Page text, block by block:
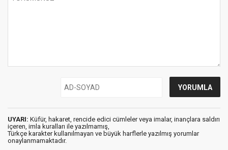
UYARI: Küfür, hakaret, rencide edici cümleler veya imalar, inançlara saldırı
içeren, imla kuralları ile yazılmamış,
Türkçe karakter kullanılmayan ve büyük harflerle yazılmış yorumlar
onaylanmamaktadır.